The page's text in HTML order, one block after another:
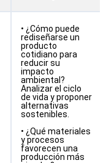
• ¿Cómo puede
rediseñarse un
producto
cotidiano para
reducir su
impacto
ambiental?
Analizar el ciclo
de vida y proponer
alternativas
sostenibles.
• ¿Qué materiales
y procesos
favorecen una
producción más